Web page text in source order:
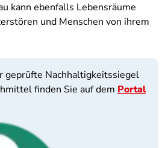
kann ebenfalls Lebensräume
und Menschen von ihrem
geprüfte Nachhaltigkeitssiegel
finden Sie auf dem Portal